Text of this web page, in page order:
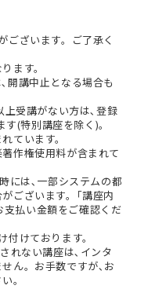
ございます。ご了承く
ます。
開講中止となる場合も
上受講がない方は､登録
(特別講座を除く)。
ています。
作権使用料が含まれて
には､一部システムの都
ございます。｢講座内
支払い金額をご確認くだ
けております。
れない講座は､インタ
ん。お手数ですが､お
。